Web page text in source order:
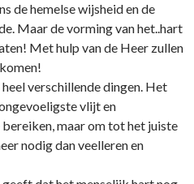
de hemelse wijsheid en de
Maar de vorming van het..hart
Met hulp van de Heer zullen
verschillende dingen. Het
vlijt en
maar om tot het juiste
nodig dan veelleren en